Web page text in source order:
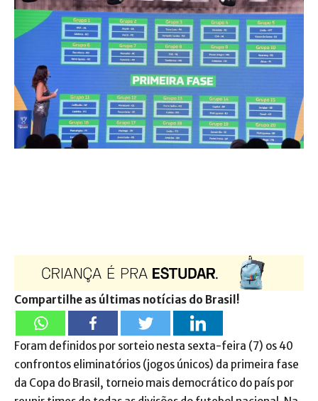
Compartilhe as últimas notícias do Brasil!
Foram definidos por sorteio nesta sexta-feira (7) os 40
confrontos eliminatórios (jogos únicos) da primeira fase
da Copa do Brasil, torneio mais democrático do país por